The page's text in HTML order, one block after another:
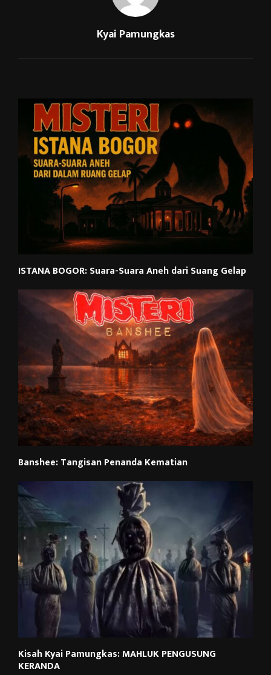
Kyai Pamungkas
ISTANA BOGOR: Suara-Suara Aneh dari Suang Gelap
Banshee: Tangisan Penanda Kematian
Kisah Kyai Pamungkas: MAHLUK PENGUSUNG
KERANDA